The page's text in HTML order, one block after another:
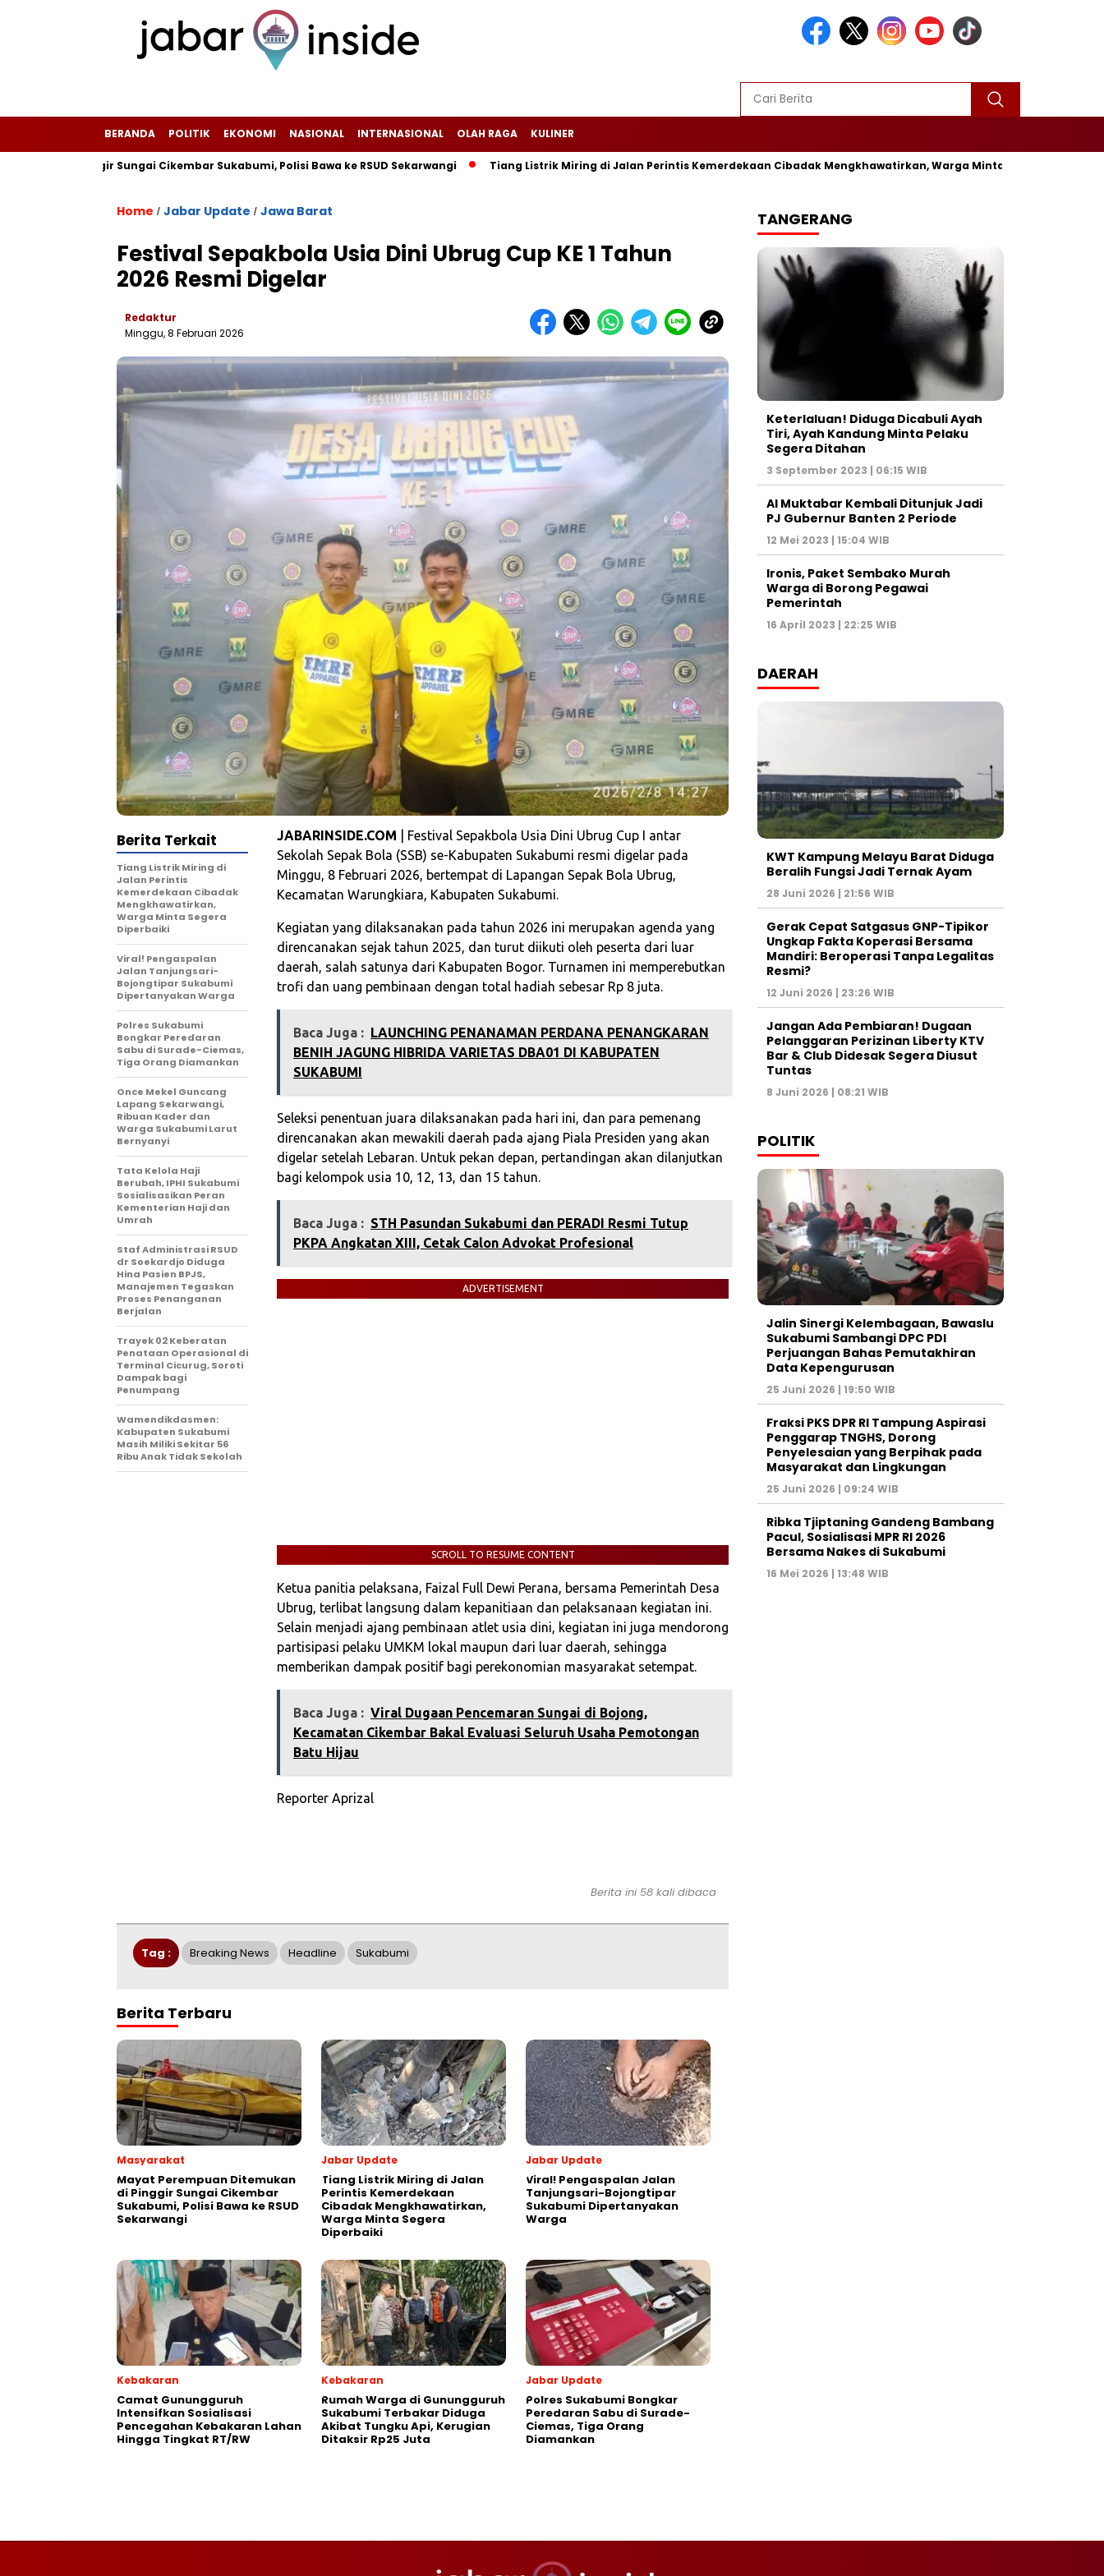
BERANDA POLITIK EKONOMI NASIONAL INTERNASIONAL OLAH RAGA KULINER
di Pinggir Sungai Cikembar Sukabumi, Polisi Bawa ke RSUD Sekarwangi‎ Tiang Listrik Miring di Jalan Perintis Kemerdekaan Cibadak Mengkhawatirkan, Warga Minta Segera Diperbaiki
Home / Jabar Update / Jawa Barat
Festival Sepakbola Usia Dini Ubrug Cup KE 1 Tahun
2026 Resmi Digelar
Redaktur
Minggu, 8 Februari 2026
JABARINSIDE.COM | Festival Sepakbola Usia Dini Ubrug Cup I antar
Sekolah Sepak Bola (SSB) se-Kabupaten Sukabumi resmi digelar pada
Minggu, 8 Februari 2026, bertempat di Lapangan Sepak Bola Ubrug,
Kecamatan Warungkiara, Kabupaten Sukabumi.
Kegiatan yang dilaksanakan pada tahun 2026 ini merupakan agenda yang
direncanakan sejak tahun 2025, dan turut diikuti oleh peserta dari luar
daerah, salah satunya dari Kabupaten Bogor. Turnamen ini memperebutkan
trofi dan uang pembinaan dengan total hadiah sebesar Rp 8 juta.
Baca Juga : LAUNCHING PENANAMAN PERDANA PENANGKARAN
BENIH JAGUNG HIBRIDA VARIETAS DBA01 DI KABUPATEN
SUKABUMI
Seleksi penentuan juara dilaksanakan pada hari ini, dan para pemenang
direncanakan akan mewakili daerah pada ajang Piala Presiden yang akan
digelar setelah Lebaran. Untuk pekan depan, pertandingan akan dilanjutkan
bagi kelompok usia 10, 12, 13, dan 15 tahun.
Baca Juga : STH Pasundan Sukabumi dan PERADI Resmi Tutup
PKPA Angkatan XIII, Cetak Calon Advokat Profesional
ADVERTISEMENT
SCROLL TO RESUME CONTENT
Ketua panitia pelaksana, Faizal Full Dewi Perana, bersama Pemerintah Desa
Ubrug, terlibat langsung dalam kepanitiaan dan pelaksanaan kegiatan ini.
Selain menjadi ajang pembinaan atlet usia dini, kegiatan ini juga mendorong
partisipasi pelaku UMKM lokal maupun dari luar daerah, sehingga
memberikan dampak positif bagi perekonomian masyarakat setempat.
Baca Juga : ‎Viral Dugaan Pencemaran Sungai di Bojong,
Kecamatan Cikembar Bakal Evaluasi Seluruh Usaha Pemotongan
Batu Hijau‎
Reporter Aprizal
Berita Terkait
Tiang Listrik Miring di
Jalan Perintis
Kemerdekaan Cibadak
Mengkhawatirkan,
Warga Minta Segera
Diperbaiki
Viral! Pengaspalan
Jalan Tanjungsari-
Bojongtipar Sukabumi
Dipertanyakan Warga
Polres Sukabumi
Bongkar Peredaran
Sabu di Surade-Ciemas,
Tiga Orang Diamankan
Once Mekel Guncang
Lapang Sekarwangi,
Ribuan Kader dan
Warga Sukabumi Larut
Bernyanyi
Tata Kelola Haji
Berubah, IPHI Sukabumi
Sosialisasikan Peran
Kementerian Haji dan
Umrah
Staf Administrasi RSUD
dr Soekardjo Diduga
Hina Pasien BPJS,
Manajemen Tegaskan
Proses Penanganan
Berjalan
‎Trayek 02 Keberatan
Penataan Operasional di
Terminal Cicurug, Soroti
Dampak bagi
Penumpang
Wamendikdasmen:
Kabupaten Sukabumi
Masih Miliki Sekitar 56
Ribu Anak Tidak Sekolah
Berita ini 58 kali dibaca
Tag : Breaking News Headline Sukabumi
Berita Terbaru
Masyarakat
‎Mayat Perempuan Ditemukan
di Pinggir Sungai Cikembar
Sukabumi, Polisi Bawa ke RSUD
Sekarwangi‎
Jabar Update
Tiang Listrik Miring di Jalan
Perintis Kemerdekaan
Cibadak Mengkhawatirkan,
Warga Minta Segera
Diperbaiki
Jabar Update
Viral! Pengaspalan Jalan
Tanjungsari-Bojongtipar
Sukabumi Dipertanyakan
Warga
Kebakaran
‎‎Camat Gunungguruh
Intensifkan Sosialisasi
Pencegahan Kebakaran Lahan
Hingga Tingkat RT/RW‎
Kebakaran
‎Rumah Warga di Gunungguruh
Sukabumi Terbakar Diduga
Akibat Tungku Api, Kerugian
Ditaksir Rp25 Juta
Jabar Update
Polres Sukabumi Bongkar
Peredaran Sabu di Surade-
Ciemas, Tiga Orang
Diamankan
TANGERANG
Keterlaluan! Diduga Dicabuli Ayah
Tiri, Ayah Kandung Minta Pelaku
Segera Ditahan
3 September 2023 | 06:15 WIB
Al Muktabar Kembali Ditunjuk Jadi
PJ Gubernur Banten 2 Periode
12 Mei 2023 | 15:04 WIB
Ironis, Paket Sembako Murah
Warga di Borong Pegawai
Pemerintah
16 April 2023 | 22:25 WIB
DAERAH
KWT Kampung Melayu Barat Diduga
Beralih Fungsi Jadi Ternak Ayam
28 Juni 2026 | 21:56 WIB
Gerak Cepat Satgasus GNP-Tipikor
Ungkap Fakta Koperasi Bersama
Mandiri: Beroperasi Tanpa Legalitas
Resmi?
12 Juni 2026 | 23:26 WIB
Jangan Ada Pembiaran! Dugaan
Pelanggaran Perizinan Liberty KTV
Bar & Club Didesak Segera Diusut
Tuntas
8 Juni 2026 | 08:21 WIB
POLITIK
Jalin Sinergi Kelembagaan, Bawaslu
Sukabumi Sambangi DPC PDI
Perjuangan Bahas Pemutakhiran
Data Kepengurusan
25 Juni 2026 | 19:50 WIB
‎Fraksi PKS DPR RI Tampung Aspirasi
Penggarap TNGHS, Dorong
Penyelesaian yang Berpihak pada
Masyarakat dan Lingkungan‎
25 Juni 2026 | 09:24 WIB
Ribka Tjiptaning Gandeng Bambang
Pacul, Sosialisasi MPR RI 2026
Bersama Nakes di Sukabumi
16 Mei 2026 | 13:48 WIB